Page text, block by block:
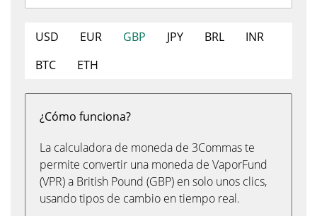
USD EUR GBP JPY BRL
INR
BTC
ETH
¿Cómo funciona?
La calculadora de moneda de 3Commas te
permite convertir una moneda de VaporFund
(VPR) a British Pound (GBP) en solo unos clics,
usando tipos de cambio en tiempo real.